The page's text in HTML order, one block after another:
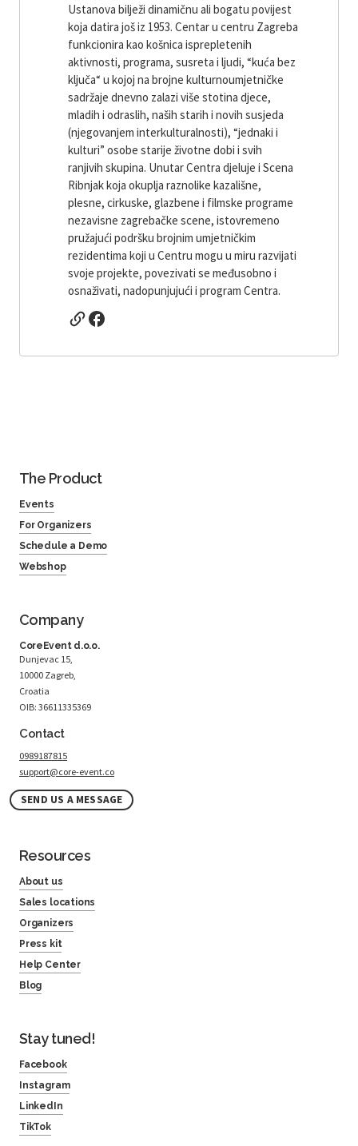
Ustanova bilježi dinamičnu ali bogatu povijest
koja datira još iz 1953. Centar u centru Zagreba
funkcionira kao košnica isprepletenih
aktivnosti, programa, susreta i ljudi, “kuća bez
ključa“ u kojoj na brojne kulturnoumjetničke
sadržaje dnevno zalazi više stotina djece,
mladih i odraslih, naših starih i novih susjeda
(njegovanjem interkulturalnosti), “jednaki i
kulturi” osobe starije životne dobi i svih
ranjivih skupina. Unutar Centra djeluje i Scena
Ribnjak koja okuplja raznolike kazališne,
plesne, cirkuske, glazbene i filmske programe
nezavisne zagrebačke scene, istovremeno
pružajući podršku brojnim umjetničkim
rezidentima koji u Centru mogu u miru razvijati
svoje projekte, povezivati ​​se međusobno i
osnaživati, nadopunjujući i program Centra.
The Product
Events
For Organizers
Schedule a Demo
Webshop
Company
CoreEvent d.o.o.
Dunjevac 15,
10000 Zagreb,
Croatia
OIB: 36611335369
Contact
0989187815
support@core-event.co
SEND US A MESSAGE
Resources
About us
Sales locations
Organizers
Press kit
Help Center
Blog
Stay tuned!
Facebook
Instagram
LinkedIn
TikTok